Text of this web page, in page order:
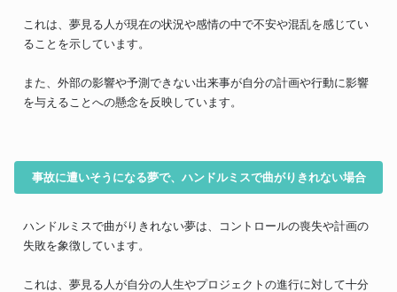
これは、夢見る人が現在の状況や感情の中で不安や混乱を感じてい
ることを示しています。
また、外部の影響や予測できない出来事が自分の計画や行動に影響
を与えることへの懸念を反映しています。
事故に遭いそうになる夢で、ハンドルミスで曲がりきれない場合
ハンドルミスで曲がりきれない夢は、コントロールの喪失や計画の
失敗を象徴しています。
これは、夢見る人が自分の人生やプロジェクトの進行に対して十分